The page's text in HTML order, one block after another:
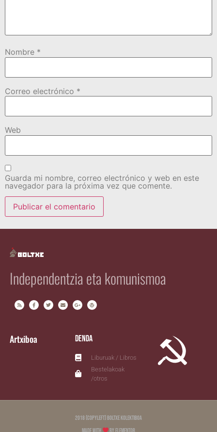
Nombre *
Correo electrónico *
Web
Guarda mi nombre, correo electrónico y web en este
navegador para la próxima vez que comente.
Independentzia eta komunismoa
Artxiboa Denda
Liburuak / Libros
Bestelakoak
/otros
2018 (copyleft) Boltxe Kolektiboa